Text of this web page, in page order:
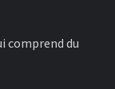
comprend du